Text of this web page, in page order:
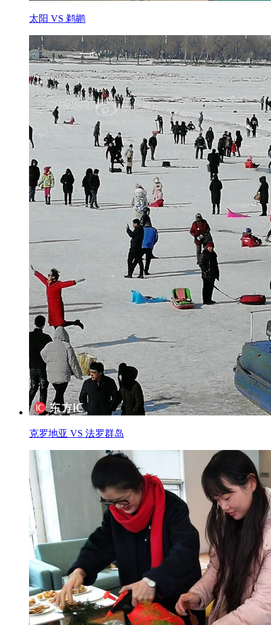
太阳 VS 鹈鹕
克罗地亚 VS 法罗群岛